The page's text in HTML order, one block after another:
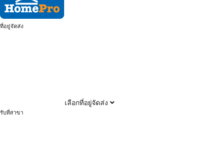
ที่อยู่จัดส่ง
เลือกที่อยู่จัดส่ง
รับที่สาขา